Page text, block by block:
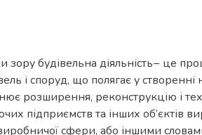
зору будівельна діяльність− це
і споруд, що полягає у створенні
розширення, реконструкцію і
підприємств та інших об’єктів
сфери, або іншими